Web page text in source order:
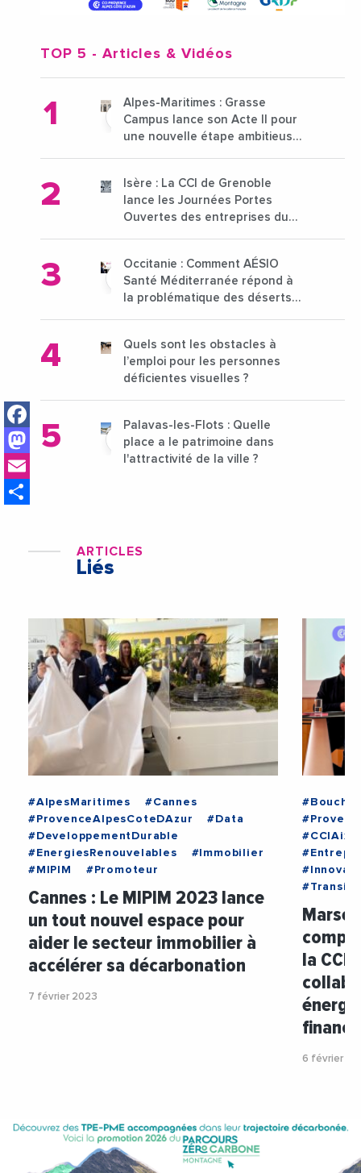
Facebook
Mastodon
TOP 5 - Articles & Vidéos
Alpes-Maritimes : Grasse
Campus lance son Acte II pour
une nouvelle étape ambitieuse
Isère : La CCI de Grenoble
lance les Journées Portes
Ouvertes des entreprises du
Occitanie : Comment AÉSIO
Santé Méditerranée répond à
la problématique des déserts
Quels sont les obstacles à
l’emploi pour les personnes
déficientes visuelles ?
Palavas-les-Flots : Quelle
place a le patrimoine dans
l'attractivité de la ville ?
ARTICLES
Liés
#AlpesMaritimes
#Cannes
#ProvenceAlpesCoteDAzur
#Data
#DeveloppementDurable
#EnergiesRenouvelables
#Immobilier
#MIPIM
#Promoteur
Cannes : Le MIPIM 2023 lance
un tout nouvel espace pour
aider le secteur immobilier à
accélérer sa décarbonation
7 février 2023
la
6 février